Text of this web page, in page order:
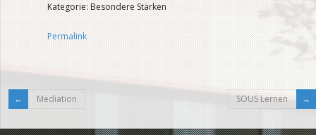
Kategorie: Besondere Stärken
Permalink
Mediation SOUS Lernen